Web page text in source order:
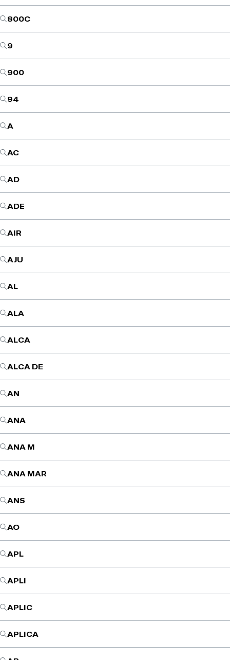
800C
9
900
94
A
AC
AD
ADE
AIR
AJU
AL
ALA
ALCA
ALCA DE
AN
ANA
ANA M
ANA MAR
ANS
AO
APL
APLI
APLIC
APLICA